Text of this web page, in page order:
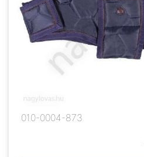
010-0004-873